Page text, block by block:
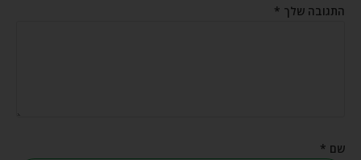
התגובה שלך *
שם *